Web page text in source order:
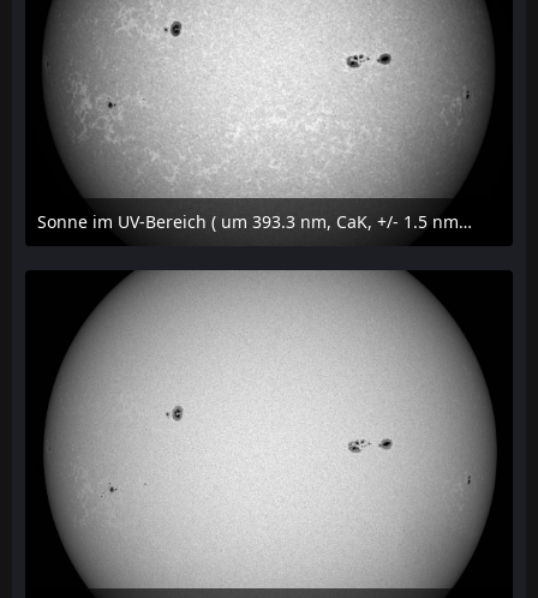
Sonne im UV-Bereich ( um 393.3 nm, CaK, +/- 1.5 nm) am 23. Juli 2026 um 16:15 MESZ
24. Juli 2026 um 20:42